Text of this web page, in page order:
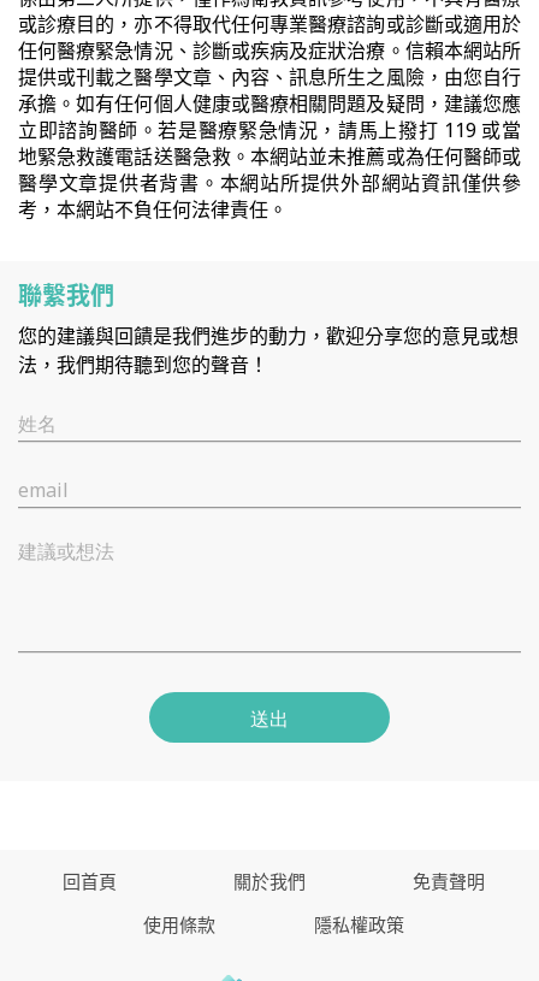
或診療目的，亦不得取代任何專業醫療諮詢或診斷或適用於
任何醫療緊急情況、診斷或疾病及症狀治療。信賴本網站所
提供或刊載之醫學文章、內容、訊息所生之風險，由您自行
承擔。如有任何個人健康或醫療相關問題及疑問，建議您應
立即諮詢醫師。若是醫療緊急情況，請馬上撥打 119 或當
地緊急救護電話送醫急救。本網站並未推薦或為任何醫師或
醫學文章提供者背書。本網站所提供外部網站資訊僅供參
考，本網站不負任何法律責任。
聯繫我們
您的建議與回饋是我們進步的動力，歡迎分享您的意見或想
法，我們期待聽到您的聲音！
姓名
email
建議或想法
送出
回首頁 關於我們
免責聲明
使用條款
隱私權政策